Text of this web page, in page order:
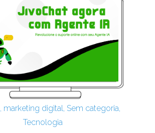
, marketing digital, Sem categoria,
Tecnologia